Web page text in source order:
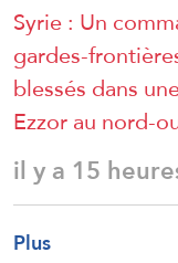
Syrie : Un
gardes-
blessés dans
Ezzor au nord-
il y a 15
Plus